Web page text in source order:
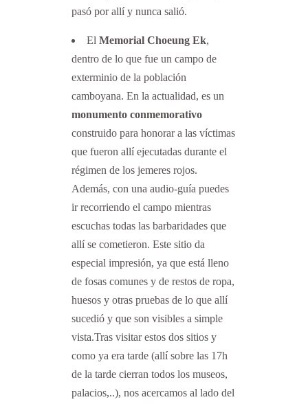
pasó por allí y nunca salió.
El Memorial Choeung Ek,
dentro de lo que fue un campo de
exterminio de la población
camboyana. En la actualidad, es un
monumento conmemorativo
construido para honorar a las víctimas
que fueron allí ejecutadas durante el
régimen de los jemeres rojos.
Además, con una audio-guía puedes
ir recorriendo el campo mientras
escuchas todas las barbaridades que
allí se cometieron. Este sitio da
especial impresión, ya que está lleno
de fosas comunes y de restos de ropa,
huesos y otras pruebas de lo que allí
sucedió y que son visibles a simple
vista.Tras visitar estos dos sitios y
como ya era tarde (allí sobre las 17h
de la tarde cierran todos los museos,
palacios,..), nos acercamos al lado del